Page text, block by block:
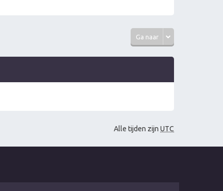
Ga naar
Alle tijden zijn UTC